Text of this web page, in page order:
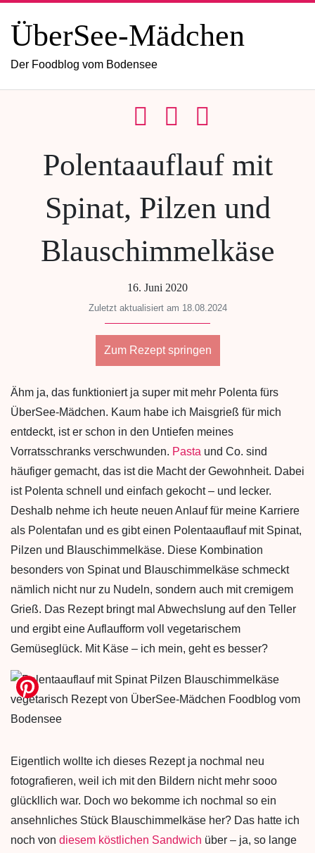
ÜberSee-Mädchen
Der Foodblog vom Bodensee
Polentaauflauf mit
Spinat, Pilzen und
Blauschimmelkäse
16. Juni 2020
Zuletzt aktualisiert am 18.08.2024
Zum Rezept springen
Ähm ja, das funktioniert ja super mit mehr Polenta fürs
ÜberSee-Mädchen. Kaum habe ich Maisgrieß für mich
entdeckt, ist er schon in den Untiefen meines
Vorratsschranks verschwunden. Pasta und Co. sind
häufiger gemacht, das ist die Macht der Gewohnheit. Dabei
ist Polenta schnell und einfach gekocht – und lecker.
Deshalb nehme ich heute neuen Anlauf für meine Karriere
als Polentafan und es gibt einen Polentaauflauf mit Spinat,
Pilzen und Blauschimmelkäse. Diese Kombination
besonders von Spinat und Blauschimmelkäse schmeckt
nämlich nicht nur zu Nudeln, sondern auch mit cremigem
Grieß. Das Rezept bringt mal Abwechslung auf den Teller
und ergibt eine Auflaufform voll vegetarischem
Gemüseglück. Mit Käse – ich mein, geht es besser?
Eigentlich wollte ich dieses Rezept ja nochmal neu
fotografieren, weil ich mit den Bildern nicht mehr sooo
glückllich war. Doch wo bekomme ich nochmal so ein
ansehnliches Stück Blauschimmelkäse her? Das hatte ich
noch von diesem köstlichen Sandwich über – ja, so lange